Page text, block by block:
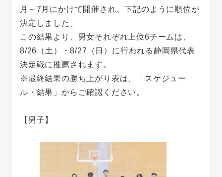
月～7月にかけて開催され、下記のように順位が
決定しました。
この結果より、男女それぞれ上位6チームは、
8/26（土）・8/27（日）に行われる静岡県代表
決定戦に推薦されます。
※最終結果の勝ち上がり表は、「スケジュー
ル・結果」からご確認ください。
【男子】